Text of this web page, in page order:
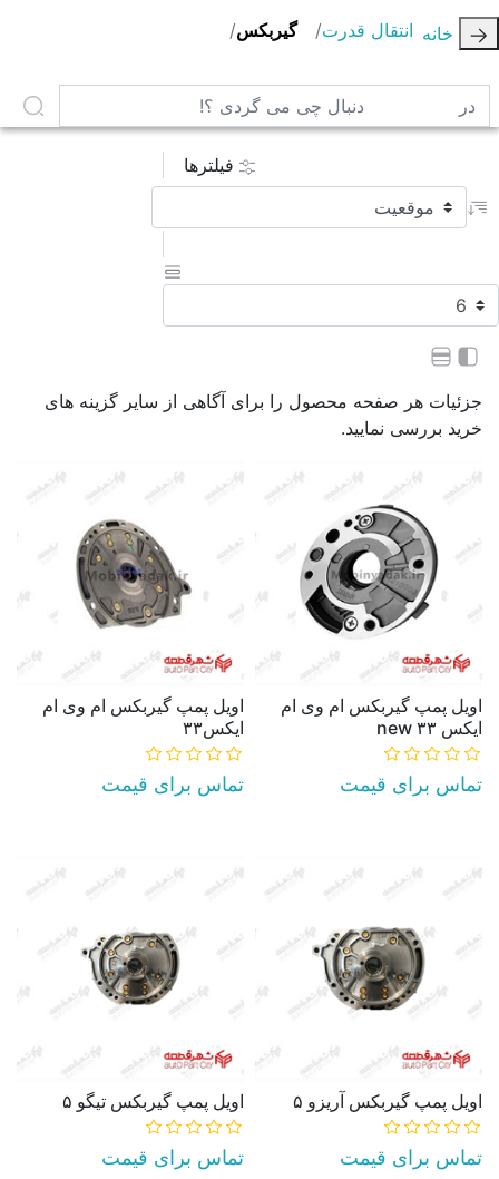
خانه انتقال قدرت گیربکس
در دنبال چی می گردی ؟!
فیلترها
جزئیات هر صفحه محصول را برای آگاهی از سایر گزینه های
خرید بررسی نمایید.
اویل پمپ گیربکس ام وی ام
ایکس ۳۳ new
تماس برای قیمت
اویل پمپ گیربکس ام وی ام
ایکس۳۳
تماس برای قیمت
اویل پمپ گیربکس آریزو ۵
تماس برای قیمت
اویل پمپ گیربکس تیگو ۵
تماس برای قیمت